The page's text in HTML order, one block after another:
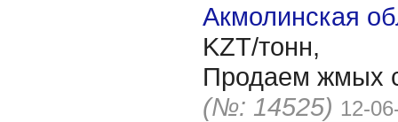
Акмолинская
KZT/тонн,
Продаем жмых
(№: 14525) 12-